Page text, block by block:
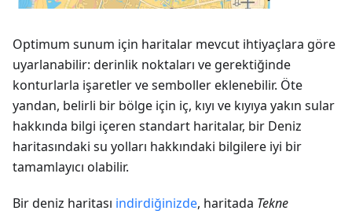
Optimum sunum için haritalar mevcut ihtiyaçlara göre
uyarlanabilir: derinlik noktaları ve gerektiğinde
konturlarla işaretler ve semboller eklenebilir. Öte
yandan, belirli bir bölge için iç, kıyı ve kıyıya yakın sular
hakkında bilgi içeren standart haritalar, bir Deniz
haritasındaki su yolları hakkındaki bilgilere iyi bir
tamamlayıcı olabilir.
Bir deniz haritası indirdiğinizde, haritada Tekne